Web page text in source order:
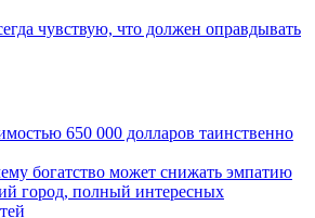
чувствую, что должен оправдывать
650 000 долларов таинственно
богатство может снижать эмпатию
город, полный интересных